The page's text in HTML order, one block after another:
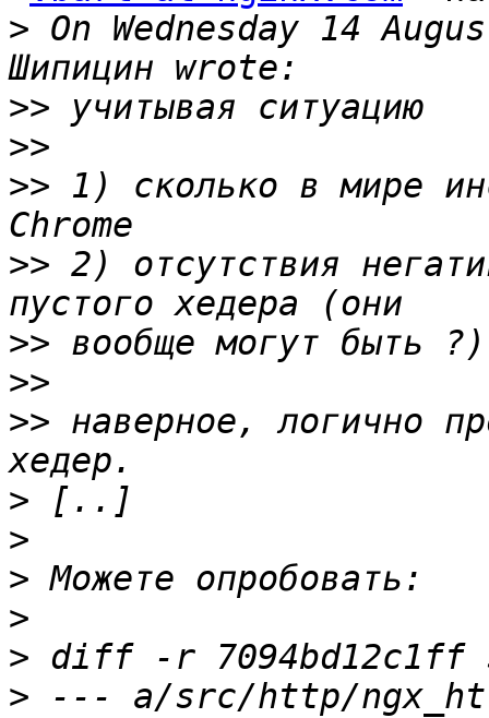
> On Wednesday 14
>>
>>
>> 1) сколько в мире
>> 2) отсутствия
>>
>>
>> наверное, логично
>
>
>
>
>
> --- a/src/http/